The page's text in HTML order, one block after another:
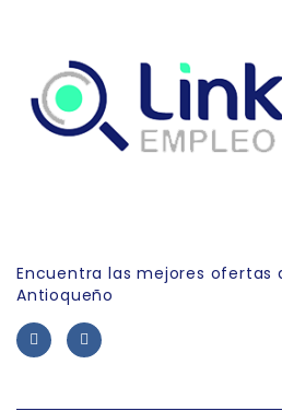
Encuentra las mejores ofertas
Antioqueño